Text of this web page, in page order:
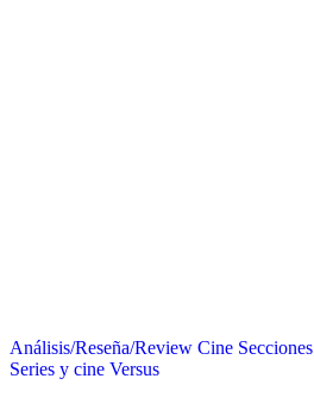
Análisis/Reseña/Review Cine Secciones
Series y cine Versus